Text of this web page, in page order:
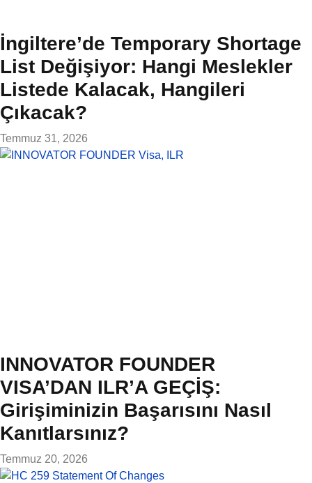
İngiltere’de Temporary Shortage
List Değişiyor: Hangi Meslekler
Listede Kalacak, Hangileri
Çıkacak?
Temmuz 31, 2026
INNOVATOR FOUNDER
VISA’DAN ILR’A GEÇİŞ:
Girişiminizin Başarısını Nasıl
Kanıtlarsınız?
Temmuz 20, 2026